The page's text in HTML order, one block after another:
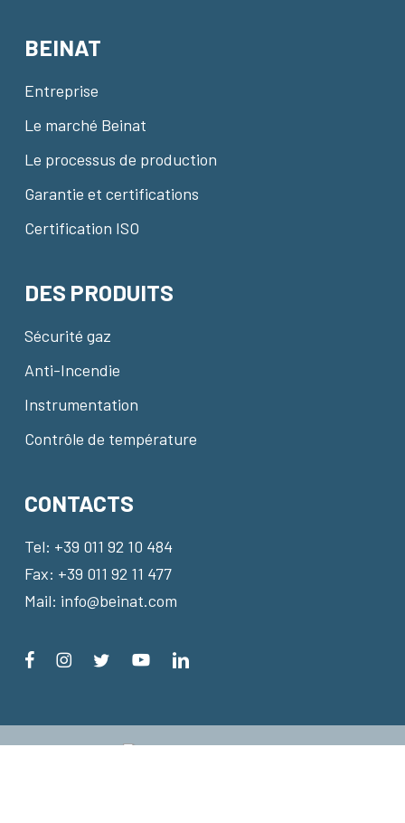
BEINAT
Entreprise
Le marché Beinat
Le processus de production
Garantie et certifications
Certification ISO
DES PRODUITS
Sécurité gaz
Anti-Incendie
Instrumentation
Contrôle de température
CONTACTS
Tel: +39 011 92 10 484
Fax: +39 011 92 11 477
Mail: info@beinat.com